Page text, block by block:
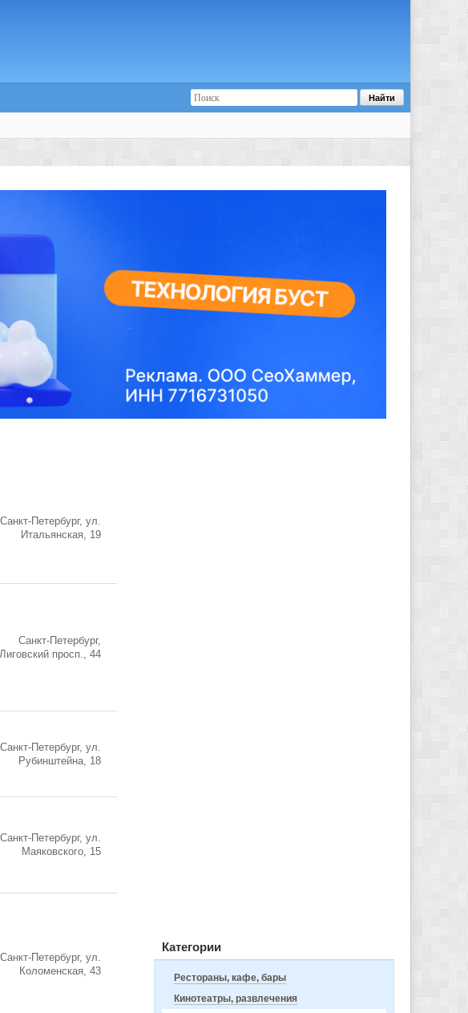
Категории
Рестораны, кафе, бары
Кинотеатры, развлечения
Санкт-Петербург, ул.
Итальянская, 19
Санкт-Петербург,
Лиговский просп., 44
Санкт-Петербург, ул.
Рубинштейна, 18
Санкт-Петербург, ул.
Маяковского, 15
Санкт-Петербург, ул.
Коломенская, 43